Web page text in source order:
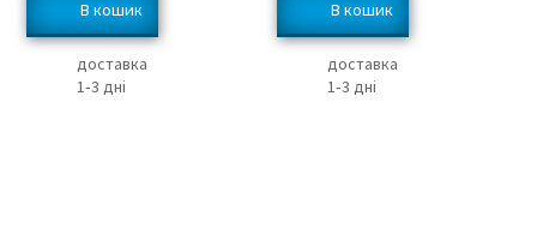
доставка
1‑3 дні
доставка
1‑3 дні